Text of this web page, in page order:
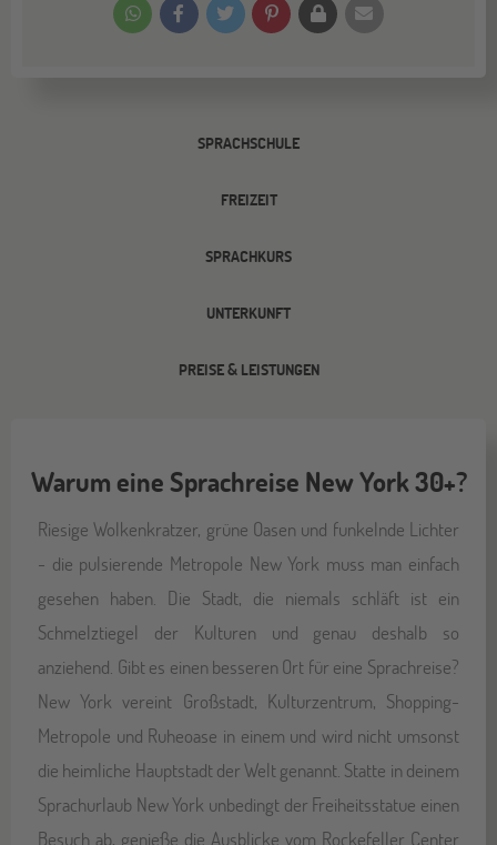
SPRACHSCHULE
FREIZEIT
SPRACHKURS
UNTERKUNFT
PREISE & LEISTUNGEN
Warum eine Sprachreise New York 30+?
Riesige Wolkenkratzer, grüne Oasen und funkelnde Lichter
- die pulsierende Metropole New York muss man einfach
gesehen haben. Die Stadt, die niemals schläft ist ein
Schmelztiegel der Kulturen und genau deshalb so
anziehend. Gibt es einen besseren Ort für eine Sprachreise?
New York vereint Großstadt, Kulturzentrum, Shopping-
Metropole und Ruheoase in einem und wird nicht umsonst
die heimliche Hauptstadt der Welt genannt. Statte in deinem
Sprachurlaub New York unbedingt der Freiheitsstatue einen
Besuch ab, genieße die Ausblicke vom Rockefeller Center